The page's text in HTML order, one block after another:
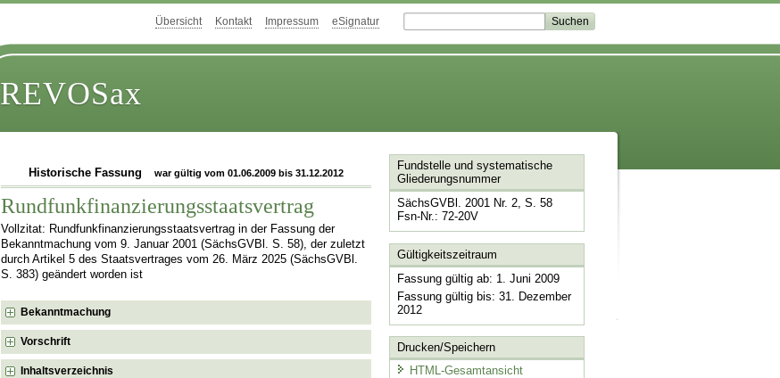
Übersicht Kontakt Impressum eSignatur
REVOSax
Historische Fassung war gültig vom 01.06.2009 bis 31.12.2012
Rundfunkfinanzierungsstaatsvertrag
Vollzitat: Rundfunkfinanzierungsstaatsvertrag in der Fassung der
Bekanntmachung vom 9. Januar 2001 (SächsGVBl. S. 58), der zuletzt
durch Artikel 5 des Staatsvertrages vom 26. März 2025 (SächsGVBl.
S. 383) geändert worden ist
Bekanntmachung
Vorschrift
Inhaltsverzeichnis
Fundstelle und systematische
Gliederungsnummer
SächsGVBl. 2001 Nr. 2, S. 58
Fsn-Nr.: 72-20V
Gültigkeitszeitraum
Fassung gültig ab: 1. Juni 2009
Fassung gültig bis: 31. Dezember
2012
Drucken/Speichern
HTML-Gesamtansicht